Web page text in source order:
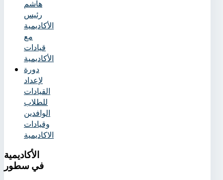
هاشم
رئيس
الأكاديمية
مع
قيادات
الأكاديمية
دورة
لإعداد
القيادات
للطلاب
الوافدين
وقيادات
الاكاديمية
الأكاديمية
في سطور